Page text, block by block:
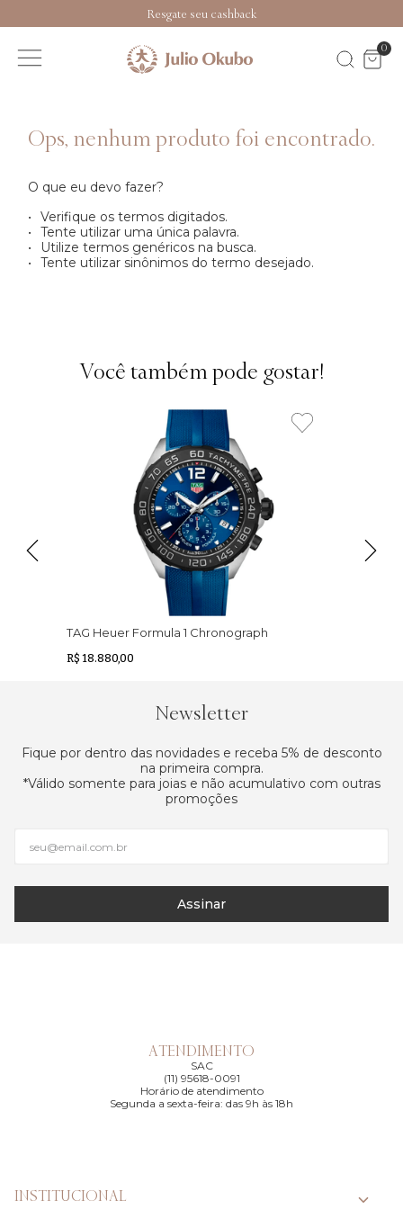
Resgate seu cashback
0
O que eu devo fazer?
Verifique os termos digitados.
Tente utilizar uma única palavra.
Utilize termos genéricos na busca.
Tente utilizar sinônimos do termo desejado.
Você também pode gostar!
TAG Heuer Formula 1 Chronograph
R$ 18.880,00
Newsletter
Fique por dentro das novidades e receba 5% de desconto
na primeira compra.
*Válido somente para joias e não acumulativo com outras
promoções
Assinar
ATENDIMENTO
SAC
(11) 95618-0091
Horário de atendimento
Segunda a sexta-feira: das 9h às 18h
INSTITUCIONAL